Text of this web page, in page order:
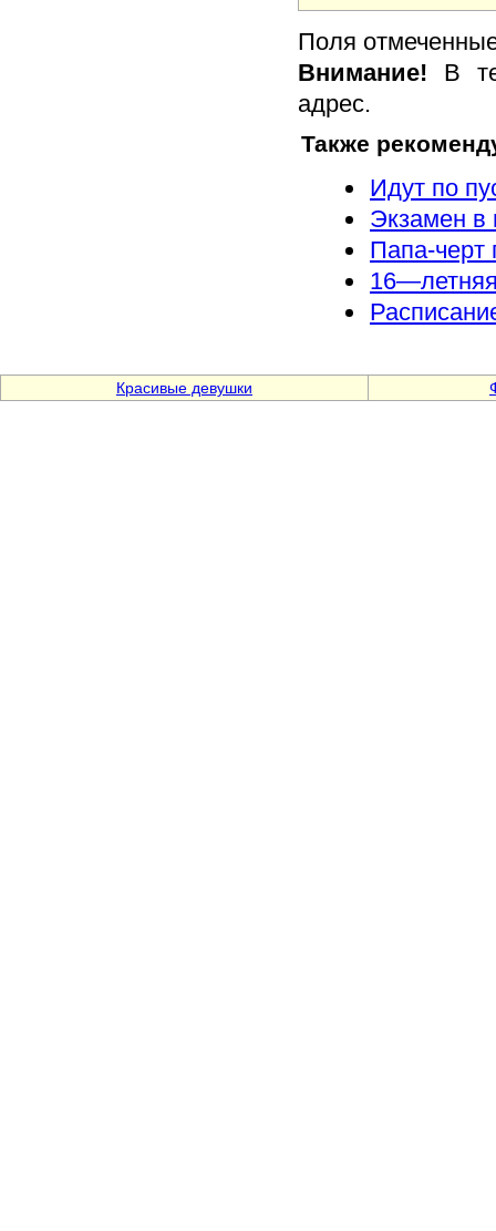
Поля
Внимание! В
адрес.
Также
Идут по
Экзамен в
Папа-
Красивые девушки